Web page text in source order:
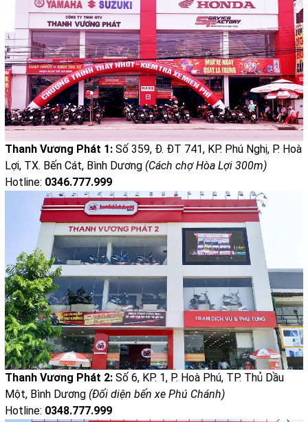
Thanh Vương Phát 1: Số 359, Đ. ĐT 741, KP. Phú Nghị, P. Hoà
Lợi, TX. Bến Cát, Bình Dương (Cách chợ Hòa Lợi 300m)
Hotline: 0346.777.999
Thanh Vương Phát 2: Số 6, KP. 1, P. Hoà Phú, TP. Thủ Dầu
Một, Bình Dương (Đối diện bến xe Phú Chánh)
Hotline: 0348.777.999